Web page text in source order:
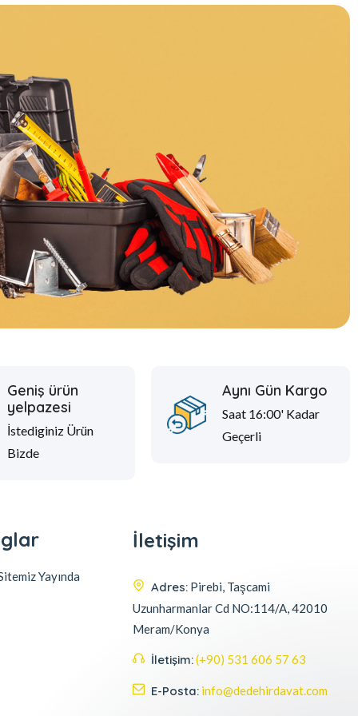
Geniş ürün
yelpazesi
İstediginiz Ürün
Bizde
Aynı Gün Kargo
Saat 16:00' Kadar
Geçerli
Yayında
İletişim
Adres: Pirebi, Taşcami
Uzunharmanlar Cd NO:114/A, 42010
Meram/Konya
İletişim:(+90) 531 606 57 63
E-Posta: info@dedehirdavat.com